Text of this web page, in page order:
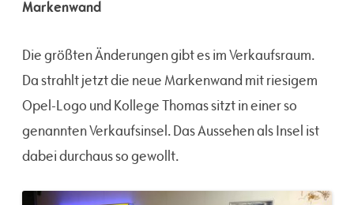
Markenwand
Die größten Änderungen gibt es im Verkaufsraum.
Da strahlt jetzt die neue Markenwand mit riesigem
Opel-Logo und Kollege Thomas sitzt in einer so
genannten Verkaufsinsel. Das Aussehen als Insel ist
dabei durchaus so gewollt.